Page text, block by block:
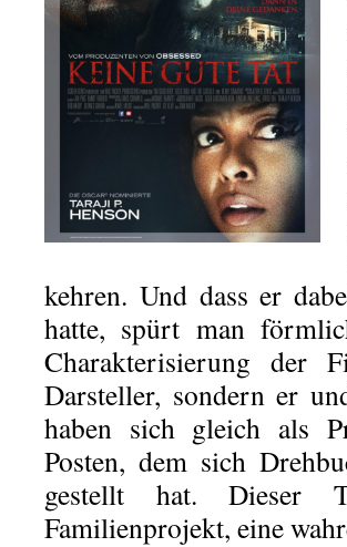
kehren. Und dass er
hatte, spürt man
Charakterisierung der
Darsteller, sondern er
haben sich gleich als
Posten, dem sich
gestellt hat. Dieser
Familienprojekt, eine